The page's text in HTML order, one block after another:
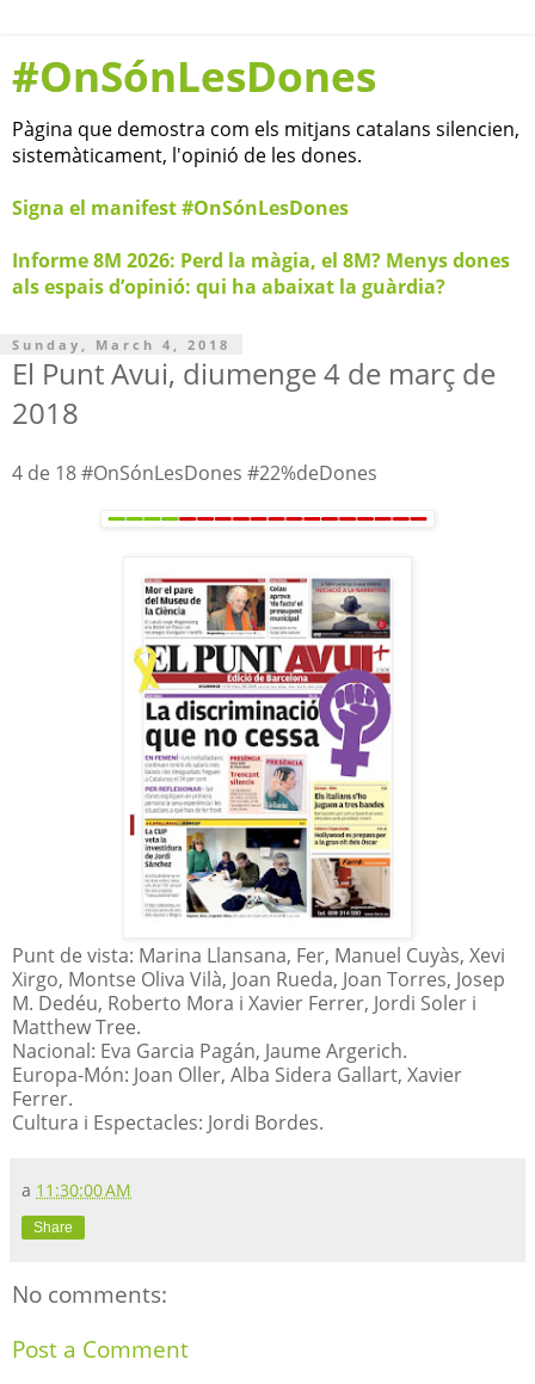
#OnSónLesDones
Pàgina que demostra com els mitjans catalans silencien,
sistemàticament, l'opinió de les dones.
Signa el manifest #OnSónLesDones
Informe 8M 2026: Perd la màgia, el 8M? Menys dones
als espais d’opinió: qui ha abaixat la guàrdia?
Sunday, March 4, 2018
El Punt Avui, diumenge 4 de març de
2018
4 de 18 #OnSónLesDones #22%deDones
Punt de vista: Marina Llansana, Fer, Manuel Cuyàs, Xevi
Xirgo, Montse Oliva Vilà, Joan Rueda, Joan Torres, Josep
M. Dedéu, Roberto Mora i Xavier Ferrer, Jordi Soler i
Matthew Tree.
Nacional: Eva Garcia Pagán, Jaume Argerich.
Europa-Món: Joan Oller, Alba Sidera Gallart, Xavier
Ferrer.
Cultura i Espectacles: Jordi Bordes.
a 11:30:00 AM
Share
No comments:
Post a Comment